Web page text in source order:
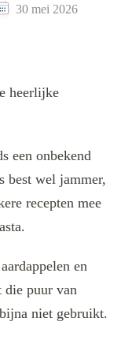
30 mei 2026
heerlijke
een onbekend
best wel jammer,
recepten mee
en
die puur van
niet gebruikt.